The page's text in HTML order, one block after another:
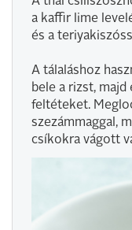
a kaffir lime
és a
A tálaláshoz
bele a rizst,
feltéteket.
szezámmaggal,
csíkokra vágott